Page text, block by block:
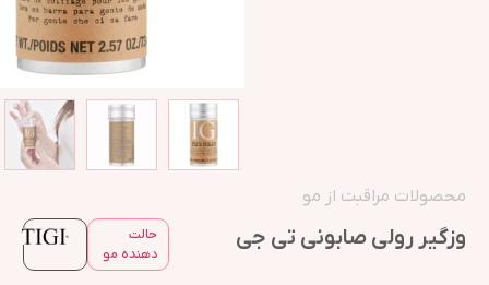
محصولات مراقبت از مو
وزگیر رولی صابونی تی جی
حالت
دهنده مو